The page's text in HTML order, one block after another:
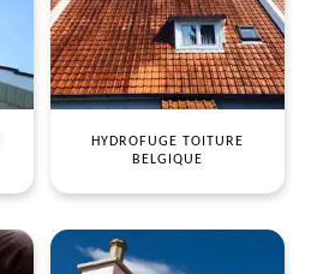
HYDROFUGE TOITURE
BELGIQUE